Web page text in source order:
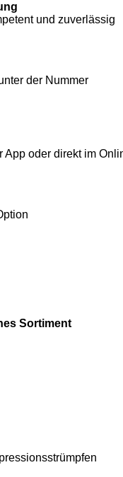
und zuverlässig
der Nummer
App oder direkt im
Sortiment